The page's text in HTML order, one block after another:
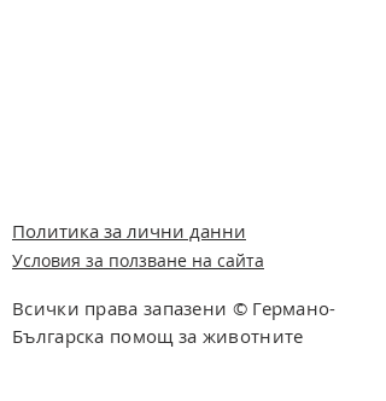
Политика за лични данни
Условия за ползване на сайта
Всички права запазени © Германо-
Българска помощ за животните